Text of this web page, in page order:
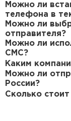
Можно ли
телефона в
Можно ли
отправителя?
Можно ли
СМС?
Каким
Можно ли
России?
Сколько